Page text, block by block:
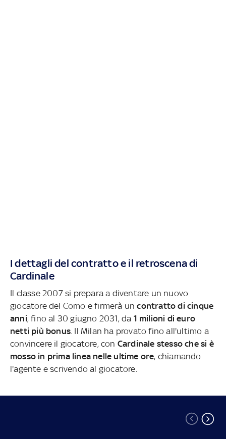
I dettagli del contratto e il retroscena di
Cardinale
Il classe 2007 si prepara a diventare un nuovo
giocatore del Como e firmerà uncontratto di cinque
anni, fino al 30 giugno 2031, da 1 milioni di euro
netti più bonus . Il Milan ha provato fino all'ultimo a
convincere il giocatore, con Cardinale stesso che si è
mosso in prima linea nelle ultime ore, chiamando
l'agente e scrivendo al giocatore.